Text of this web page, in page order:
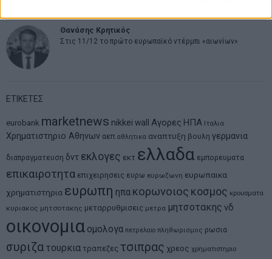
Θανάσης Κρητικός
Στις 11/12 το πρώτο ευρωπαϊκό ντέρμπι «αιωνίων»
ΕΤΙΚΕΤΕΣ
eurobank marketnews nikkei wall Αγορες ΗΠΑ Ιταλια
Χρηματιστηριο Αθηνων αεπ αθλητικα αναπτυξη βουλη γερμανια
διαπραγματευση δντ εκλογες εκτ ελλαδα εμπορευματα
επικαιροτητα επιχειρησεις ευρω ευρωζωνη ευρωπαικα
χρηματιστηρια ευρωπη ηπα κορωνοιος κοσμος κρουσματα
κυριακος μητσοτακης μεταρρυθμισεις μετρα μητσοτακης νδ
οικονομια ομολογα πετρελαιο πληθωρισμος ρωσια
συριζα τουρκια τραπεζες τσιπρας χρεος χρηματιστηριο